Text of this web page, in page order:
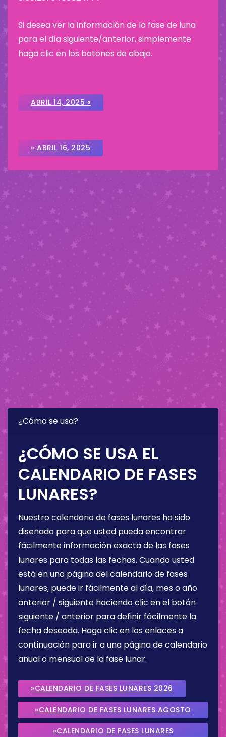
Si desea ver la información de la fase de luna
para el día siguiente/anterior, simplemente
haga clic en los botones de abajo.
ABRIL 14, 2025 «
» ABRIL 16, 2025
¿Cómo se usa?
¿CÓMO SE USA EL
CALENDARIO DE FASES
LUNARES?
Nuestro calendario de fases lunares ha sido
diseñado para que usted pueda encontrar
fácilmente información exacta de las fases
lunares para todas las fechas. Cuando usted
está en una página del calendario de fases
lunares, puede ir fácilmente al día, mes o año
anterior / siguiente haciendo clic en el botón
siguiente / anterior para definir fácilmente la
fecha deseada. Haga clic en los enlaces a
continuación para ir a una página de calendario
anual o mensual de la fase lunar.
»CALENDARIO DE FASES LUNARES 2026
»CALENDARIO DE FASES LUNARES AGOSTO
2026
»CALENDARIO DE FASES LUNARES